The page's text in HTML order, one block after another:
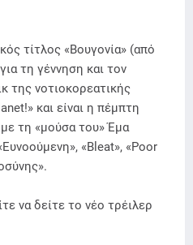
τίτλος «Βουγονία» (από
τη γέννηση και τον
της νοτιοκορεατικής
και είναι η πέμπτη
τη «μούσα του» Έμα
«Bleat», «Poor
να δείτε το νέο τρέιλερ